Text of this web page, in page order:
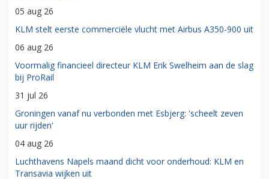
05 aug 26
KLM stelt eerste commerciële vlucht met Airbus A350-900 uit
06 aug 26
Voormalig financieel directeur KLM Erik Swelheim aan de slag
bij ProRail
31 jul 26
Groningen vanaf nu verbonden met Esbjerg: 'scheelt zeven
uur rijden'
04 aug 26
Luchthavens Napels maand dicht voor onderhoud: KLM en
Transavia wijken uit